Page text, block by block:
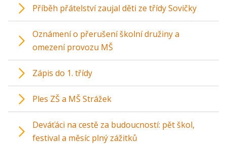
Příběh přátelství zaujal děti ze třídy Sovičky
Oznámení o přerušení školní družiny a
omezení provozu MŠ
Zápis do 1. třídy
Ples ZŠ a MŠ Strážek
Deváťáci na cestě za budoucností: pět škol,
festival a měsíc plný zážitků